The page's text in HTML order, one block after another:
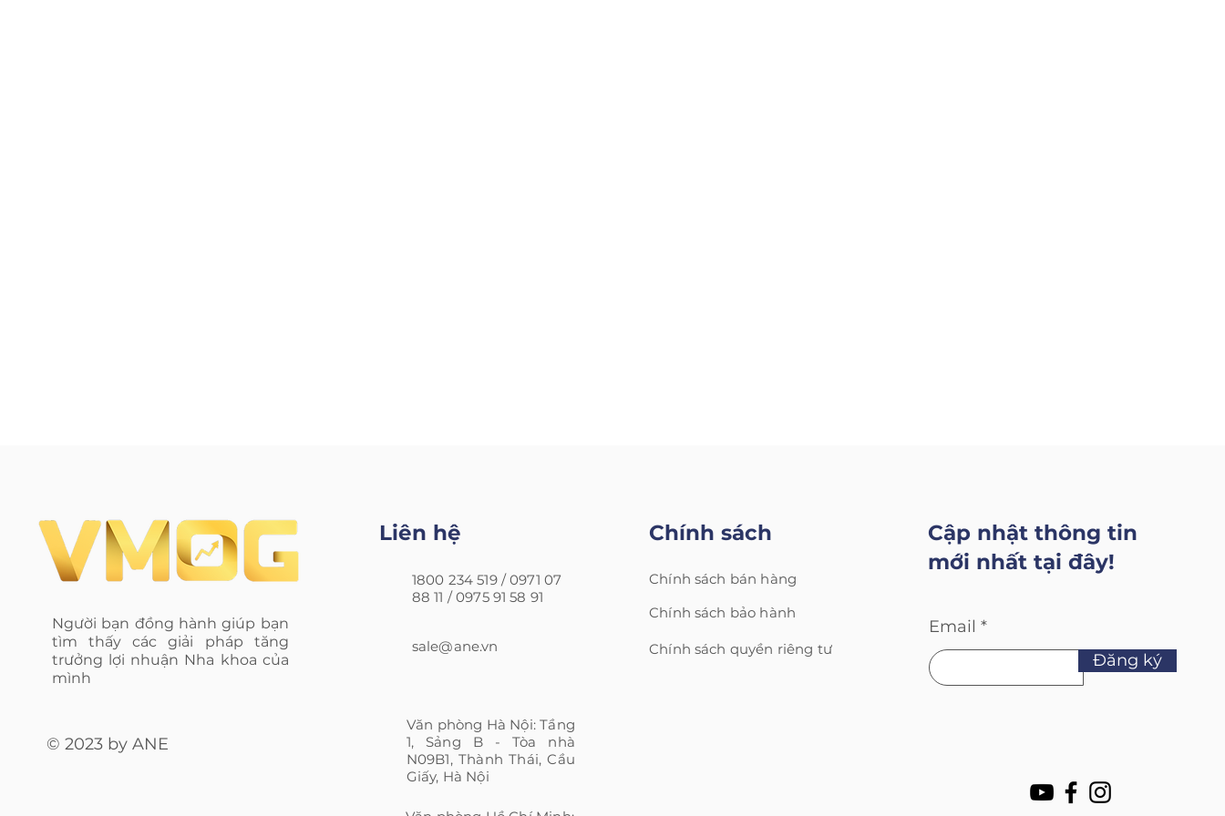
Người bạn đồng hành giúp bạn
tìm thấy các giải pháp tăng
trưởng lợi nhuận Nha khoa của
mình
© 2023 by ANE
Liên hệ
1800 234 519 /0971 07
88 11 /0975 91 58 91
sale@ane.vn
Văn phòng Hà Nội: Tầng
1, Sảng B - Tòa nhà
N09B1, Thành Thái, Cầu
Giấy, Hà Nội
Chính sách
Chính sách bán hàng
Chính sách bảo hành
Chính sách quyền riêng tư
Cập nhật thông tin
mới nhất tại đây!
Email
Đăng ký